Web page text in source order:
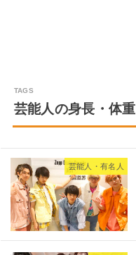
芸能人の身長・体重
芸能人・有名人